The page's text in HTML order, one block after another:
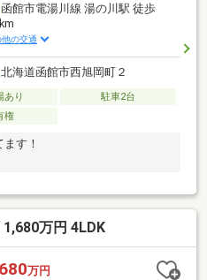
函館市電湯川線 湯の川駅 徒歩
他の交通
北海道函館市西旭岡町２
あり
駐車2台
権
す！
万円 4LDK
万円